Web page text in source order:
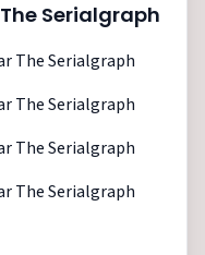
The Serialgraph